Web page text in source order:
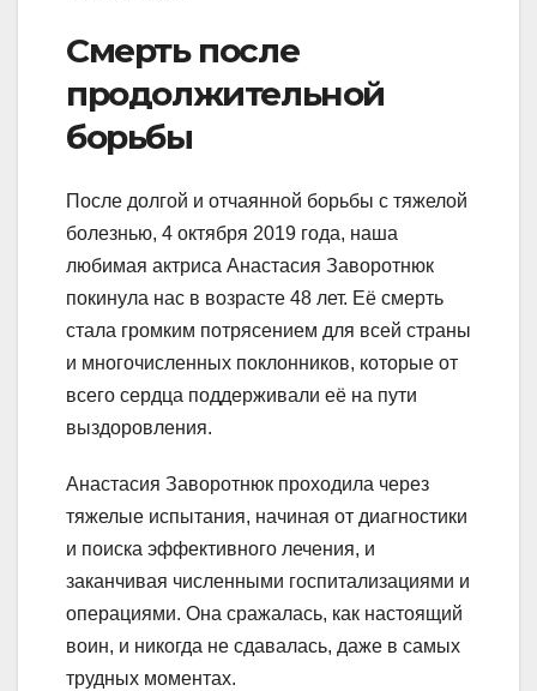
Смерть после
продолжительной
борьбы
После долгой и отчаянной борьбы с тяжелой
болезнью, 4 октября 2019 года, наша
любимая актриса Анастасия Заворотнюк
покинула нас в возрасте 48 лет. Её смерть
стала громким потрясением для всей страны
и многочисленных поклонников, которые от
всего сердца поддерживали её на пути
выздоровления.
Анастасия Заворотнюк проходила через
тяжелые испытания, начиная от диагностики
и поиска эффективного лечения, и
заканчивая численными госпитализациями и
операциями. Она сражалась, как настоящий
воин, и никогда не сдавалась, даже в самых
трудных моментах.